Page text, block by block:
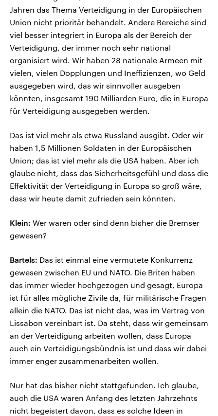
Jahren das Thema Verteidigung in der Europäischen
Union nicht prioritär behandelt. Andere Bereiche sind
viel besser integriert in Europa als der Bereich der
Verteidigung, der immer noch sehr national
organisiert wird. Wir haben 28 nationale Armeen mit
vielen, vielen Dopplungen und Ineffizienzen, wo Geld
ausgegeben wird, das wir sinnvoller ausgeben
könnten, insgesamt 190 Milliarden Euro, die in Europa
für Verteidigung ausgegeben werden.
Das ist viel mehr als etwa Russland ausgibt. Oder wir
haben 1,5 Millionen Soldaten in der Europäischen
Union; das ist viel mehr als die USA haben. Aber ich
glaube nicht, dass das Sicherheitsgefühl und dass die
Effektivität der Verteidigung in Europa so groß wäre,
dass wir heute damit zufrieden sein könnten.
Klein: Wer waren oder sind denn bisher die Bremser
gewesen?
Bartels: Das ist einmal eine vermutete Konkurrenz
gewesen zwischen EU und NATO. Die Briten haben
das immer wieder hochgezogen und gesagt, Europa
ist für alles mögliche Zivile da, für militärische Fragen
allein die NATO. Das ist nicht das, was im Vertrag von
Lissabon vereinbart ist. Da steht, dass wir gemeinsam
an der Verteidigung arbeiten wollen, dass Europa
auch ein Verteidigungsbündnis ist und dass wir dabei
immer enger zusammenarbeiten wollen.
Nur hat das bisher nicht stattgefunden. Ich glaube,
auch die USA waren Anfang des letzten Jahrzehnts
nicht begeistert davon, dass es solche Ideen in